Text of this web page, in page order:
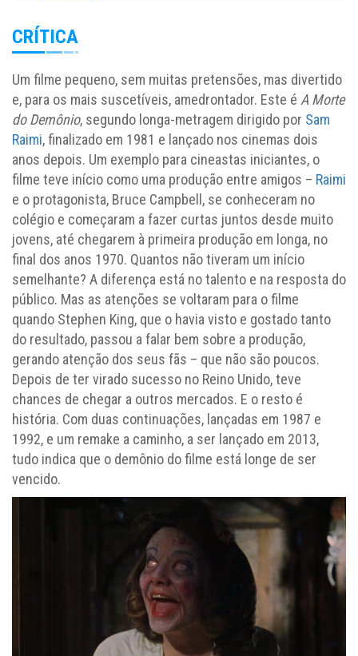
CRÍTICA
Um filme pequeno, sem muitas pretensões, mas divertido
e, para os mais suscetíveis, amedrontador. Este é A Morte
do Demônio, segundo longa-metragem dirigido por Sam
Raimi, finalizado em 1981 e lançado nos cinemas dois
anos depois. Um exemplo para cineastas iniciantes, o
filme teve início como uma produção entre amigos – Raimi
e o protagonista, Bruce Campbell, se conheceram no
colégio e começaram a fazer curtas juntos desde muito
jovens, até chegarem à primeira produção em longa, no
final dos anos 1970. Quantos não tiveram um início
semelhante? A diferença está no talento e na resposta do
público. Mas as atenções se voltaram para o filme
quando Stephen King, que o havia visto e gostado tanto
do resultado, passou a falar bem sobre a produção,
gerando atenção dos seus fãs – que não são poucos.
Depois de ter virado sucesso no Reino Unido, teve
chances de chegar a outros mercados. E o resto é
história. Com duas continuações, lançadas em 1987 e
1992, e um remake a caminho, a ser lançado em 2013,
tudo indica que o demônio do filme está longe de ser
vencido.